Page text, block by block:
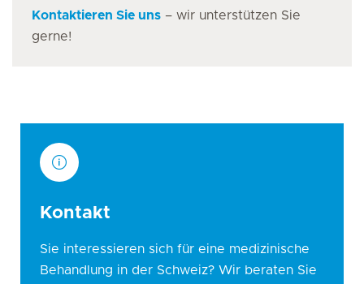
Kontaktieren Sie uns – wir unterstützen Sie
gerne!
Kontakt
Sie interessieren sich für eine medizinische
Behandlung in der Schweiz? Wir beraten Sie